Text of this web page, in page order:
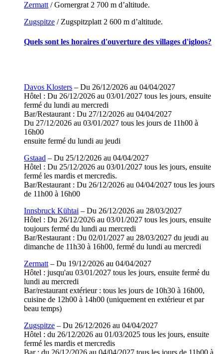
Zermatt/ Gornergrat 2 700 m d’altitude.
Zugspitze / Zugspitzplatt 2 600 m d’altitude.
Quels sont les horaires d'ouverture des villages d'igloos?
Davos Klosters – Du 26/12/2026 au 04/04/2027
Hôtel : Du 26/12/2026 au 03/01/2027 tous les jours, ensuite
fermé du lundi au mercredi
Bar/Restaurant : Du 27/12/2026 au 04/04/2027
Du 27/12/2026 au 03/01/2027 tous les jours de 11h00 à
16h00
ensuite fermé du lundi au jeudi
Gstaad – Du 25/12/2026 au 04/04/2027
Hôtel : Du 25/12/2026 au 03/01/2027 tous les jours, ensuite
fermé les mardis et mercredis.
Bar/Restaurant : Du 26/12/2026 au 04/04/2027 tous les jours
de 11h00 à 16h00
Innsbruck Kühtai – Du 26/12/2026 au 28/03/2027
Hôtel : Du 26/12/2026 au 03/01/2027 tous les jours, ensuite
toujours fermé du lundi au mercredi
Bar/Restaurant : Du 02/01/2027 au 28/03/2027 du jeudi au
dimanche de 11h30 à 16h00, fermé du lundi au mercredi
Zermatt – Du 19/12/2026 au 04/04/2027
Hôtel : jusqu'au 03/01/2027 tous les jours, ensuite fermé du
lundi au mercredi
Bar/restaurant extérieur : tous les jours de 10h30 à 16h00,
cuisine de 12h00 à 14h00 (uniquement en extérieur et par
beau temps)
Zugspitze – Du 26/12/2026 au 04/04/2027
Hôtel : du 26/12/2026 au 01/03/2025 tous les jours, ensuite
fermé les mardis et mercredis
Bar : du 26/12/2026 au 04/04/2027 tous les jours de 11h00 à